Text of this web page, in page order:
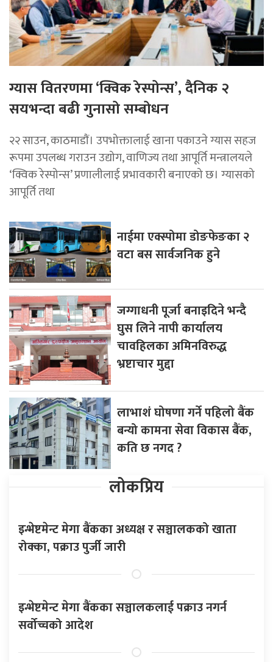
ग्यास वितरणमा ‘क्विक रेस्पोन्स’, दैनिक २
सयभन्दा बढी गुनासो सम्बोधन
२२ साउन, काठमाडाैं। उपभोक्तालाई खाना पकाउने ग्यास सहज
रूपमा उपलब्ध गराउन उद्योग, वाणिज्य तथा आपूर्ति मन्त्रालयले
‘क्विक रेस्पोन्स’ प्रणालीलाई प्रभावकारी बनाएको छ। ग्यासको
आपूर्ति तथा
नाईमा एक्स्पोमा डोङफेङका २
वटा बस सार्वजनिक हुने
जग्गाधनी पूर्जा बनाइदिने भन्दै
घुस लिने नापी कार्यालय
चावहिलका अमिनविरुद्ध
भ्रष्टाचार मुद्दा
लाभाशं घोषणा गर्ने पहिलो बैंक
बन्यो कामना सेवा विकास बैंक,
कति छ नगद ?
लोकप्रिय
इन्भेष्टमेन्ट मेगा बैंकका अध्यक्ष र सञ्चालकको खाता
रोक्का, पक्राउ पुर्जी जारी
इन्भेष्टमेन्ट मेगा बैंकका सञ्चालकलाई पक्राउ नगर्न
सर्वोच्चको आदेश